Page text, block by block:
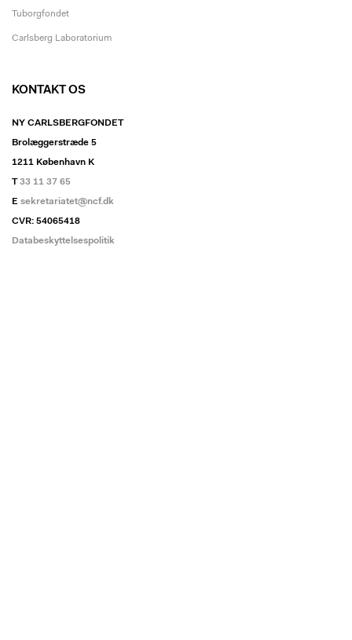
Tuborgfondet
Carlsberg Laboratorium
KONTAKT OS
NY CARLSBERGFONDET
Brolæggerstræde 5
1211 København K
T 33 11 37 65
E sekretariatet@ncf.dk
CVR: 54065418
Databeskyttelsespolitik